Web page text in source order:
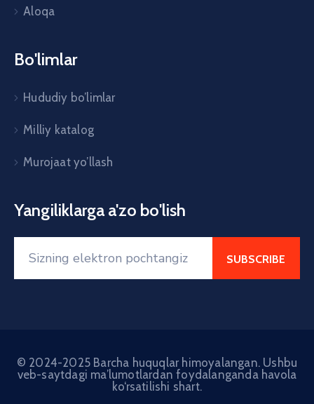
Aloqa
Bo'limlar
Hududiy bo’limlar
Milliy katalog
Murojaat yo’llash
Yangiliklarga a'zo bo'lish
© 2024-2025 Barcha huquqlar himoyalangan. Ushbu
veb-saytdagi ma’lumotlardan foydalanganda havola
ko‘rsatilishi shart.